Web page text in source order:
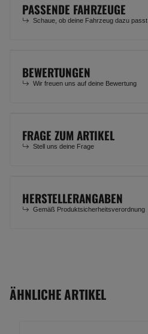
PASSENDE FAHRZEUGE
Schaue, ob deine Fahrzeug dazu passt
BEWERTUNGEN
Wir freuen uns auf deine Bewertung
FRAGE ZUM ARTIKEL
Stell uns deine Frage
HERSTELLERANGABEN
Gemäß Produktsicherheitsverordnung
ÄHNLICHE ARTIKEL